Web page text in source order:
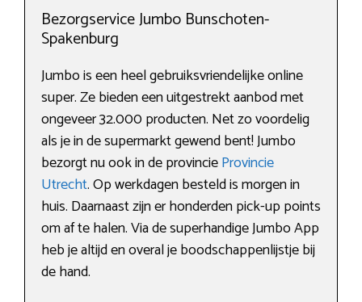
Bezorgservice Jumbo Bunschoten-
Spakenburg
Jumbo is een heel gebruiksvriendelijke online
super. Ze bieden een uitgestrekt aanbod met
ongeveer 32.000 producten. Net zo voordelig
als je in de supermarkt gewend bent! Jumbo
bezorgt nu ook in de provincieProvincie
Utrecht. Op werkdagen besteld is morgen in
huis. Daarnaast zijn er honderden pick-up points
om af te halen. Via de superhandige Jumbo App
heb je altijd en overal je boodschappenlijstje bij
de hand.